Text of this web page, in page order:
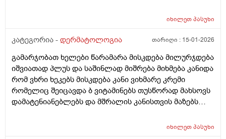
იხილეთპასუხი
კატეგორია - დერმატოლოგია თარიღი : 15-01-2026
გამარჯობათ ხელები წარამარა მისკდება მილურჯდება
იშვიათად პლუს და საშინლად მიშრება მიხმება კანიდა
რომ ვხრი ხეკებს მისკდება კანი ვიხმარე კრემი
რომელიც შეიცავდა ბ ვიტამინებს თუსწორად მახსოვს
დამატენიანებლებს და მშრალის კანისთვის მაზებს
გამომწვევი მიზეზები ხშირი ხელების ბანვის გარდა და
იხილეთპასუხი